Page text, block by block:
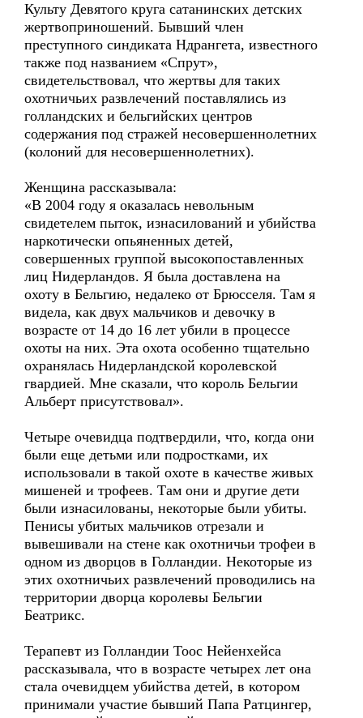
Культу Девятого круга сатанинских детских
жертвоприношений. Бывший член
преступного синдиката Ндрангета, известного
также под названием «Спрут»,
свидетельствовал, что жертвы для таких
охотничьих развлечений поставлялись из
голландских и бельгийских центров
содержания под стражей несовершеннолетних
(колоний для несовершеннолетних).
Женщина рассказывала:
«В 2004 году я оказалась невольным
свидетелем пыток, изнасилований и убийства
наркотически опьяненных детей,
совершенных группой высокопоставленных
лиц Нидерландов. Я была доставлена на
охоту в Бельгию, недалеко от Брюсселя. Там я
видела, как двух мальчиков и девочку в
возрасте от 14 до 16 лет убили в процессе
охоты на них. Эта охота особенно тщательно
охранялась Нидерландской королевской
гвардией. Мне сказали, что король Бельгии
Альберт присутствовал».
Четыре очевидца подтвердили, что, когда они
были еще детьми или подростками, их
использовали в такой охоте в качестве живых
мишеней и трофеев. Там они и другие дети
были изнасилованы, некоторые были убиты.
Пенисы убитых мальчиков отрезали и
вывешивали на стене как охотничьи трофеи в
одном из дворцов в Голландии. Некоторые из
этих охотничьих развлечений проводились на
территории дворца королевы Бельгии
Беатрикс.
Терапевт из Голландии Тоос Нейенхейса
рассказывала, что в возрасте четырех лет она
стала очевидцем убийства детей, в котором
принимали участие бывший Папа Ратцингер,